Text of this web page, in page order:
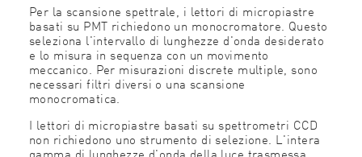
Per la scansione spettrale, i lettori di micropiastre
basati su PMT richiedono un monocromatore. Questo
seleziona l'intervallo di lunghezze d'onda desiderato
e lo misura in sequenza con un movimento
meccanico. Per misurazioni discrete multiple, sono
necessari filtri diversi o una scansione
monocromatica.
I lettori di micropiastre basati su spettrometri CCD
non richiedono uno strumento di selezione. L'intera